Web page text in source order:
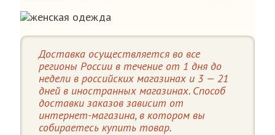
Доставка осуществляется во все
регионы России в течение от 1 дня до
недели в российских магазинах и 3 — 21
дней в иностранных магазинах. Способ
доставки заказов зависит от
интернет-магазина, в котором вы
собираетесь купить товар.